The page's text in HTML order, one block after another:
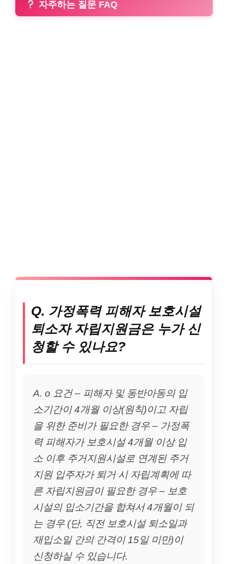
자주하는 질문 FAQ
Q. 가정폭력 피해자 보호시설
퇴소자 자립지원금은 누가 신
청할 수 있나요?
A. o 요건 – 피해자 및 동반아동의 입
소기간이 4개월 이상(원칙)이고 자립
을 위한 준비가 필요한 경우 – 가정폭
력 피해자가 보호시설 4개월 이상 입
소 이후 주거지원시설로 연계된 주거
지원 입주자가 퇴거 시 자립계획에 따
른 자립지원금이 필요한 경우 – 보호
시설의 입소기간을 합쳐서 4개월이 되
는 경우 (단, 직전 보호시설 퇴소일과
재입소일 간의 간격이 15일 미만)이
신청하실 수 있습니다.